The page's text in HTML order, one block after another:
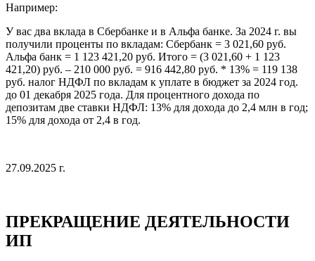
Например:
У вас два вклада в Сбербанке и в Альфа банке. За 2024 г. вы
получили проценты по вкладам: Сбербанк = 3 021,60 руб.
Альфа банк = 1 123 421,20 руб. Итого = (3 021,60 + 1 123
421,20) руб. – 210 000 руб. = 916 442,80 руб. * 13% = 119 138
руб. налог НДФЛ по вкладам к уплате в бюджет за 2024 год.
до 01 декабря 2025 года. Для процентного дохода по
депозитам две ставки НДФЛ: 13% для дохода до 2,4 млн в год;
15% для дохода от 2,4 в год.
27.09.2025 г.
ПРЕКРАЩЕНИЕ ДЕЯТЕЛЬНОСТИ
ИП